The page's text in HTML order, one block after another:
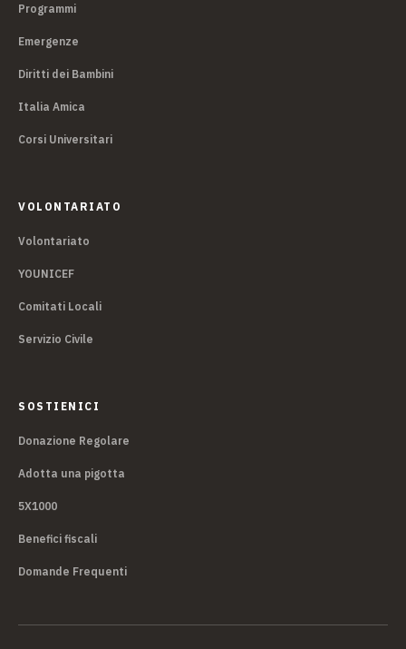
Programmi
Emergenze
Diritti dei Bambini
Italia Amica
Corsi Universitari
VOLONTARIATO
Volontariato
YOUNICEF
Comitati Locali
Servizio Civile
SOSTIENICI
Donazione Regolare
Adotta una pigotta
5X1000
Benefici fiscali
Domande Frequenti